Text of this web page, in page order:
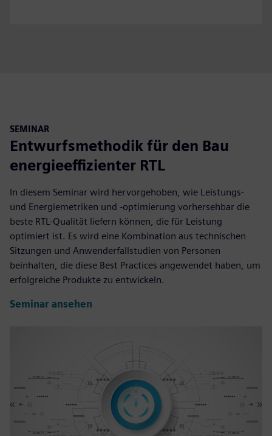
SEMINAR
Entwurfsmethodik für den Bau
energieeffizienter RTL
In diesem Seminar wird hervorgehoben, wie Leistungs-
und Energiemetriken und -optimierung vorhersehbar die
beste RTL-Qualität liefern können, die für Leistung
optimiert ist. Es wird eine Kombination aus technischen
Sitzungen und Anwenderfallstudien von Personen
beinhalten, die diese Best Practices angewendet haben, um
erfolgreiche Produkte zu entwickeln.
Seminar ansehen